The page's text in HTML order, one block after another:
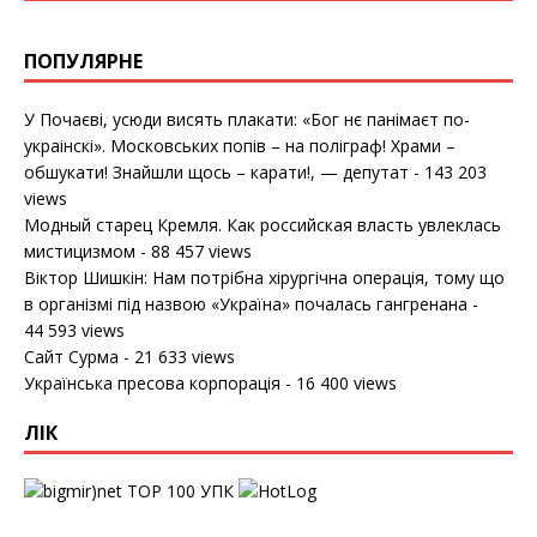
ПОПУЛЯРНЕ
У Почаєві, усюди висять плакати: «Бог нє панімаєт по-
украінскі». Московських попів – на поліграф! Храми –
обшукати! Знайшли щось – карати!, — депутат - 143 203
views
Модный старец Кремля. Как российская власть увлеклась
мистицизмом - 88 457 views
Віктор Шишкін: Нам потрібна хірургічна операція, тому що
в організмі під назвою «Україна» почалась гангренана -
44 593 views
Сайт Сурма - 21 633 views
Українська пресова корпорація - 16 400 views
ЛІК
УПК